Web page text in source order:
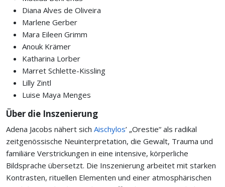
Diana Alves de Oliveira
Marlene Gerber
Mara Eileen Grimm
Anouk Krämer
Katharina Lorber
Marret Schlette-Kissling
Lilly Zintl
Luise Maya Menges
Über die Inszenierung
Adena Jacobs nähert sich Aischylos’ „Orestie“ als radikal
zeitgenössische Neuinterpretation, die Gewalt, Trauma und
familiäre Verstrickungen in eine intensive, körperliche
Bildsprache übersetzt. Die Inszenierung arbeitet mit starken
Kontrasten, rituellen Elementen und einer atmosphärischen